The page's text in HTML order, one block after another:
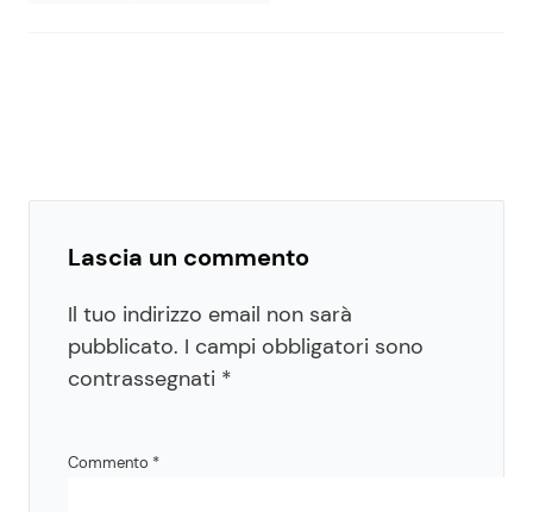
Lascia un commento
Il tuo indirizzo email non sarà
pubblicato. I campi obbligatori sono
contrassegnati *
Commento *